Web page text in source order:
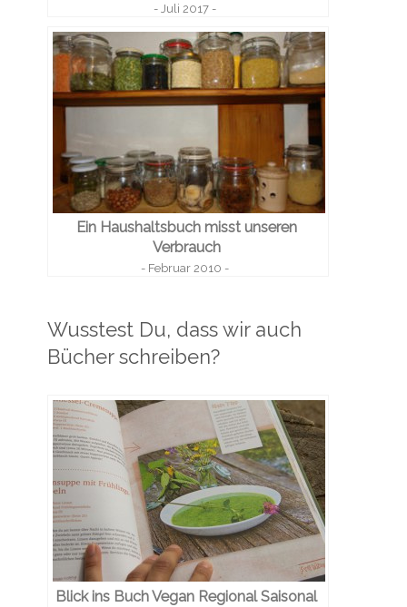
- Juli 2017 -
Ein Haushaltsbuch misst unseren
Verbrauch
- Februar 2010 -
Wusstest Du, dass wir auch
Bücher schreiben?
Blick ins Buch Vegan Regional Saisonal